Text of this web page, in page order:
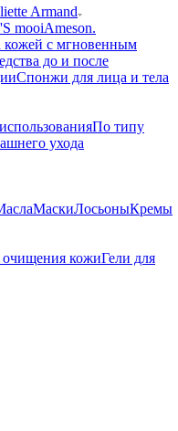
Armand
mooiAmeson.
кожей с мгновенным
до и после
Спонжи для лица и тела
По типу
ухода
МаскиЛосьоныКремы
очищения кожиГели для